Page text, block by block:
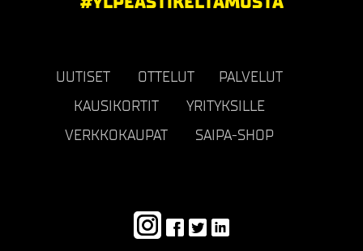
UUTISET OTTELUT
PALVELUT
KAUSIKORTIT
YRITYKSILLE
VERKKOKAUPAT
SAIPA-SHOP